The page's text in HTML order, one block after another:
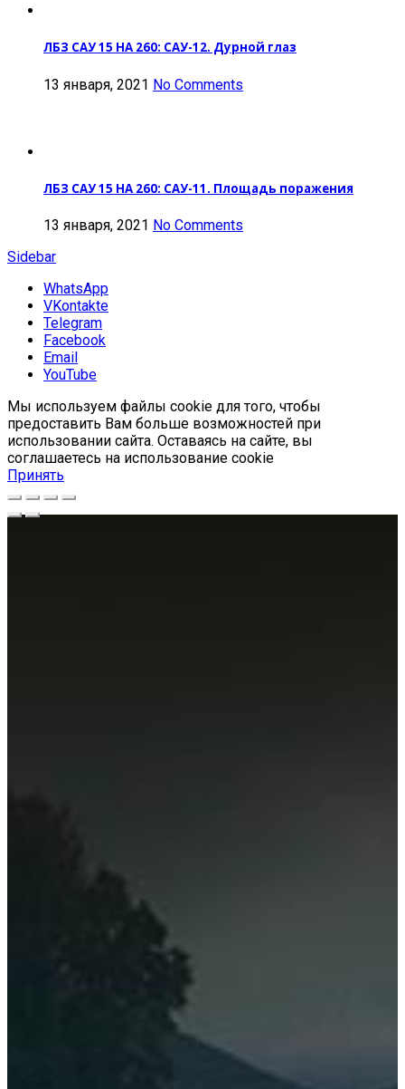
ЛБЗ САУ 15 НА 260: САУ-12. Дурной глаз
13 января, 2021 No Comments
ЛБЗ САУ 15 НА 260: САУ-11. Площадь поражения
13 января, 2021 No Comments
Sidebar
WhatsApp
VKontakte
Telegram
Facebook
Email
YouTube
Мы используем файлы cookie для того, чтобы
предоставить Вам больше возможностей при
использовании сайта. Оставаясь на сайте, вы
соглашаетесь на использование cookie
Принять